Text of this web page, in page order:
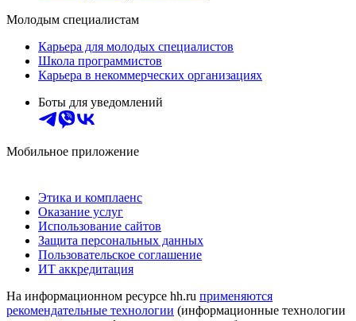
Молодым специалистам
Карьера для молодых специалистов
Школа программистов
Карьера в некоммерческих организациях
Боты для уведомлений
Мобильное приложение
Этика и комплаенс
Оказание услуг
Использование сайтов
Защита персональных данных
Пользовательское соглашение
ИТ аккредитация
На информационном ресурсе hh.ru применяются
рекомендательные технологии (информационные технологии